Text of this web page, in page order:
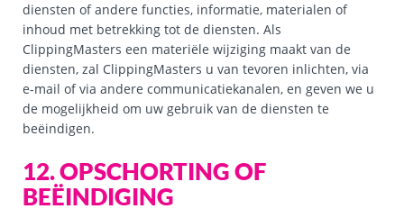
diensten of andere functies, informatie, materialen of
inhoud met betrekking tot de diensten. Als
ClippingMasters een materiële wijziging maakt van de
diensten, zal ClippingMasters u van tevoren inlichten, via
e-mail of via andere communicatiekanalen, en geven we u
de mogelijkheid om uw gebruik van de diensten te
beëindigen.
12. OPSCHORTING OF
BEËINDIGING